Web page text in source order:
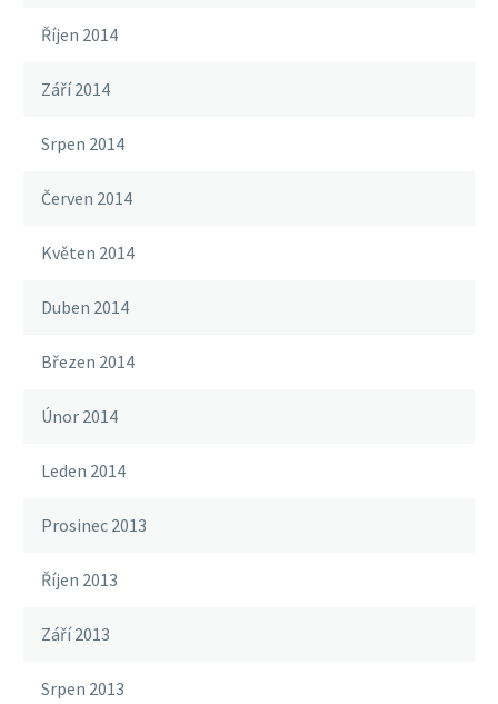
Říjen 2014
Září 2014
Srpen 2014
Červen 2014
Květen 2014
Duben 2014
Březen 2014
Únor 2014
Leden 2014
Prosinec 2013
Říjen 2013
Září 2013
Srpen 2013